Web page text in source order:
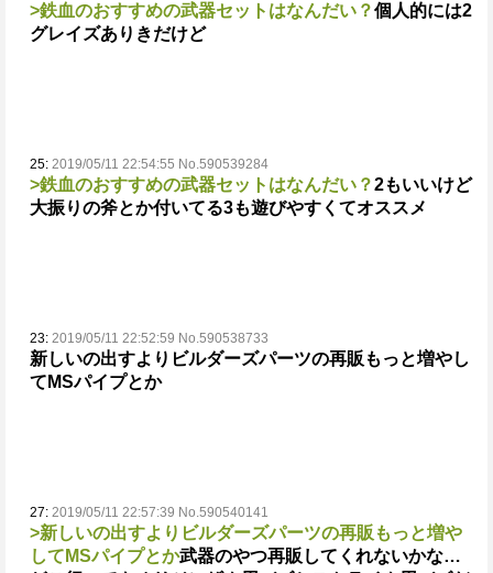
>鉄血のおすすめの武器セットはなんだい？個人的には2
グレイズありきだけど
25: 2019/05/11 22:54:55 No.590539284
>鉄血のおすすめの武器セットはなんだい？2もいいけど
大振りの斧とか付いてる3も遊びやすくてオススメ
23: 2019/05/11 22:52:59 No.590538733
新しいの出すよりビルダーズパーツの再販もっと増やし
てMSパイプとか
27: 2019/05/11 22:57:39 No.590540141
>新しいの出すよりビルダーズパーツの再販もっと増や
してMSパイプとか武器のやつ再販してくれないかな…